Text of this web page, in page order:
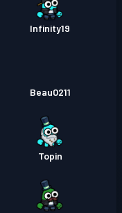
Infinity19
Beau0211
Topin